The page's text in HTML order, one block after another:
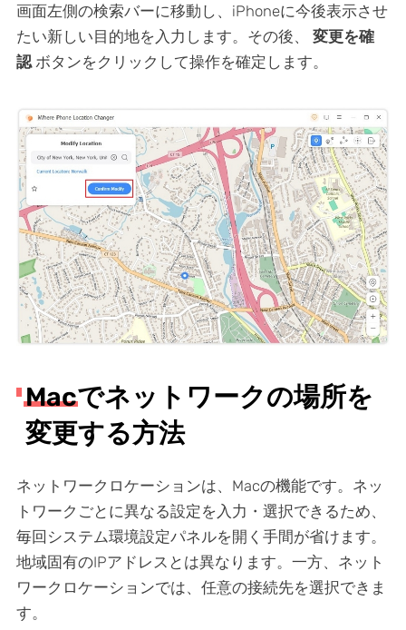
画面左側の検索バーに移動し、iPhoneに今後表示させ
たい新しい目的地を入力します。その後、 変更を確
認ボタンをクリックして操作を確定します。
Macでネットワークの場所を
変更する方法
ネットワークロケーションは、Macの機能です。ネッ
トワークごとに異なる設定を入力・選択できるため、
毎回システム環境設定パネルを開く手間が省けます。
地域固有のIPアドレスとは異なります。一方、ネット
ワークロケーションでは、任意の接続先を選択できま
す。